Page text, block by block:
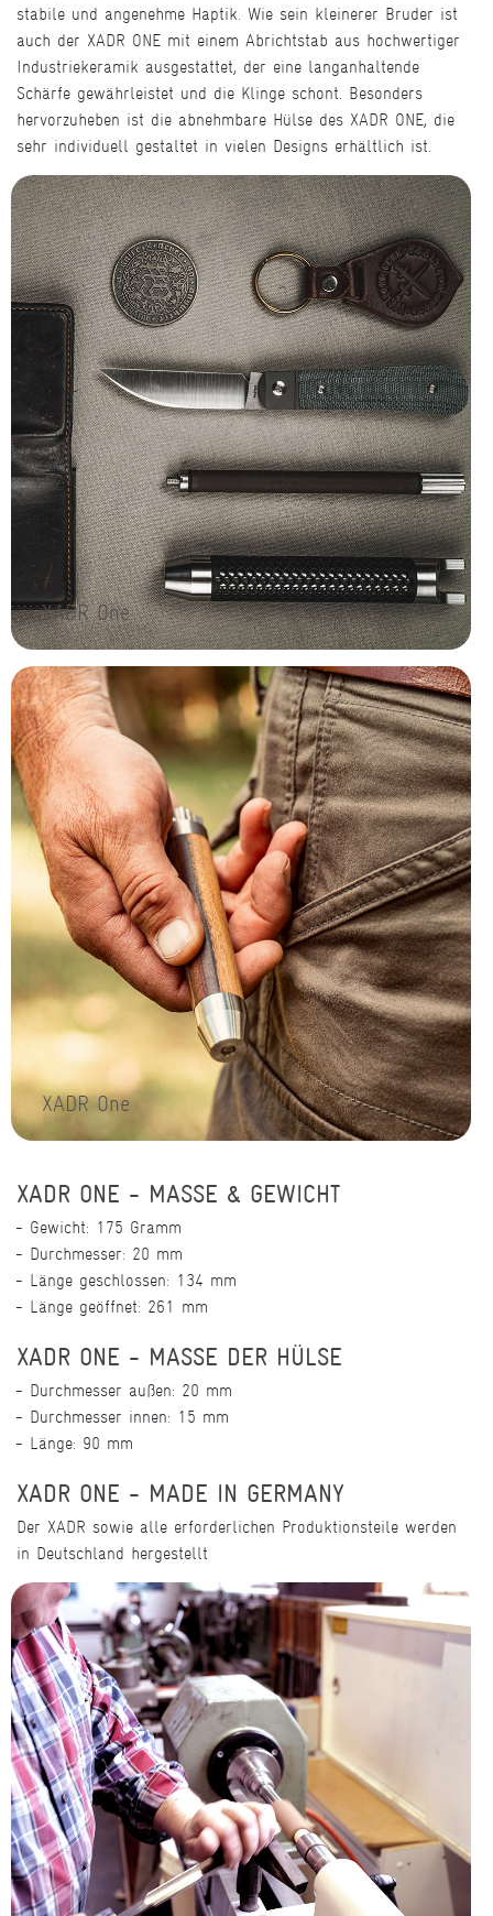
stabile und angenehme Haptik. Wie sein kleinerer Bruder ist
auch der XADR ONE mit einem Abrichtstab aus hochwertiger
Industriekeramik ausgestattet, der eine langanhaltende
Schärfe gewährleistet und die Klinge schont. Besonders
hervorzuheben ist die abnehmbare Hülse des XADR ONE, die
sehr individuell gestaltet in vielen Designs erhältlich ist.
XADR One
XADR One
XADR ONE - MASSE & GEWICHT
Gewicht: 175 Gramm
Durchmesser: 20 mm
Länge geschlossen: 134 mm
Länge geöffnet: 261 mm
XADR ONE - MASSE DER HÜLSE
Durchmesser außen: 20 mm
Durchmesser innen: 15 mm
Länge: 90 mm
XADR ONE - MADE IN GERMANY
Der XADR sowie alle erforderlichen Produktionsteile werden
in Deutschland hergestellt